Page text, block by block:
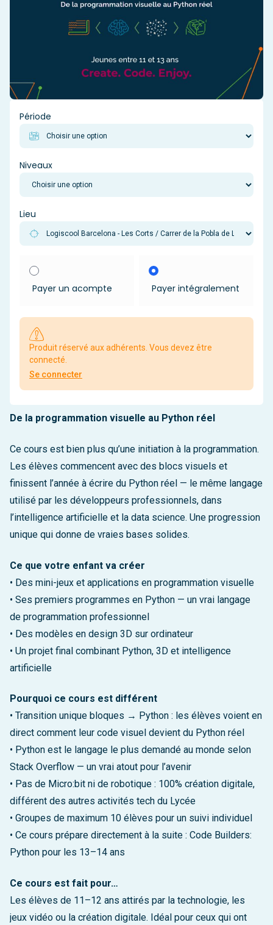
Période
Niveaux
Lieu
Payer un acompte Payer intégralement
Produit réservé aux adhérents. Vous devez être
connecté.
Se connecter
De la programmation visuelle au Python réel
Ce cours est bien plus qu’une initiation à la programmation.
Les élèves commencent avec des blocs visuels et
finissent l’année à écrire du Python réel — le même langage
utilisé par les développeurs professionnels, dans
l’intelligence artificielle et la data science. Une progression
unique qui donne de vraies bases solides.
Ce que votre enfant va créer
• Des mini-jeux et applications en programmation visuelle
• Ses premiers programmes en Python — un vrai langage
de programmation professionnel
• Des modèles en design 3D sur ordinateur
• Un projet final combinant Python, 3D et intelligence
artificielle
Pourquoi ce cours est différent
• Transition unique bloques → Python : les élèves voient en
direct comment leur code visuel devient du Python réel
• Python est le langage le plus demandé au monde selon
Stack Overflow — un vrai atout pour l’avenir
• Pas de Micro:bit ni de robotique : 100% création digitale,
différent des autres activités tech du Lycée
• Groupes de maximum 10 élèves pour un suivi individuel
• Ce cours prépare directement à la suite : Code Builders:
Python pour les 13–14 ans
Ce cours est fait pour…
Les élèves de 11–12 ans attirés par la technologie, les
jeux vidéo ou la création digitale. Idéal pour ceux qui ont